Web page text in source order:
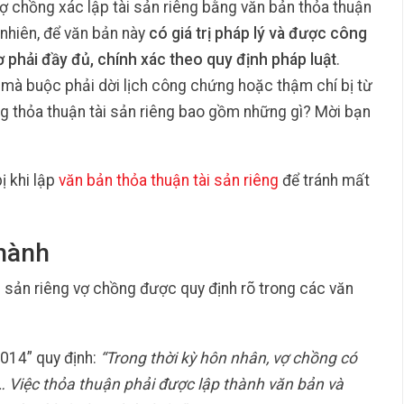
chồng xác lập tài sản riêng bằng văn bản thỏa thuận
để văn bản này có giá trị pháp lý và được công
phải đầy đủ, chính xác theo quy định pháp luật.
buộc phải dời lịch công chứng hoặc thậm chí bị từ
thỏa thuận tài sản riêng bao gồm những gì? Mời bạn
khi lập văn bản thỏa thuận tài sản riêng để tránh mất
riêng vợ chồng được quy định rõ trong các văn
quy định: “Trong thời kỳ hôn nhân, vợ chồng có
Việc thỏa thuận phải được lập thành văn bản và